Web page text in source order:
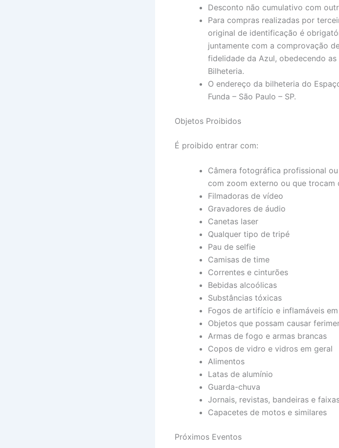
Desconto não cumulativo com
Para compras realizadas por
original de identificação é
juntamente com a comprovação
fidelidade da Azul, obedecendo
Bilheteria.
O endereço da bilheteria do
Funda – São Paulo – SP.
Objetos Proibidos
É proibido entrar com:
Câmera fotográfica profissional
com zoom externo ou que trocam
Filmadoras de vídeo
Gravadores de áudio
Canetas laser
Qualquer tipo de tripé
Pau de selfie
Camisas de time
Correntes e cinturões
Bebidas alcoólicas
Substâncias tóxicas
Fogos de artifício e inflamáveis
Objetos que possam causar
Armas de fogo e armas brancas
Copos de vidro e vidros em geral
Alimentos
Latas de alumínio
Guarda-chuva
Jornais, revistas, bandeiras e
Capacetes de motos e similares
Próximos Eventos